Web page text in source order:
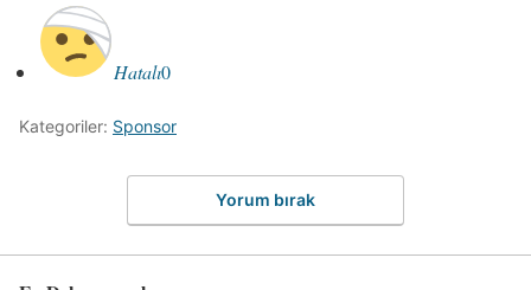
Hatalı0
Kategoriler: Sponsor
Yorum bırak